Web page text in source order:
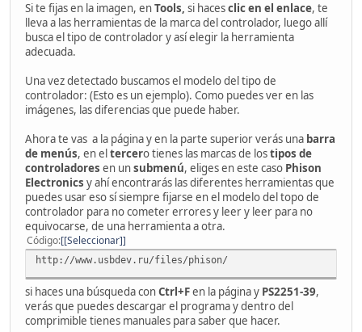
Si te fijas en la imagen, enTools, si hacesclic en el enlace, te
lleva a las herramientas de la marca del controlador, luego allí
busca el tipo de controlador y así elegir la herramienta
adecuada.
Una vez detectado buscamos el modelo del tipo de
controlador: (Esto es un ejemplo). Como puedes ver en las
imágenes, las diferencias que puede haber.
Ahora te vas a la página y en la parte superior verás una barra
de menús, en eltercero tienes las marcas de lostipos de
controladores en unsubmenú, eliges en este caso Phison
Electronics y ahí encontrarás las diferentes herramientas que
puedes usar eso sí siempre fijarse en el modelo del topo de
controlador para no cometer errores y leer y leer para no
equivocarse, de una herramienta a otra.
Código [Seleccionar]
http://www.usbdev.ru/files/phison/
si haces una búsqueda conCtrl+Fen la página y PS2251-39,
verás que puedes descargar el programa y dentro del
comprimible tienes manuales para saber que hacer.